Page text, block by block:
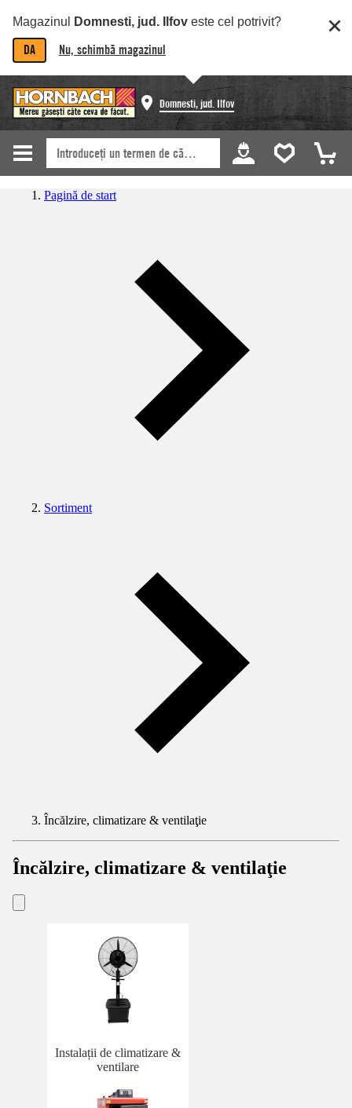
Magazinul Domnesti, jud. Ilfov este cel potrivit?
DA Nu, schimbă magazinul
Domnesti, jud. Ilfov
Pagină de start
Sortiment
Încălzire, climatizare & ventilaţie
Încălzire, climatizare & ventilaţie
Instalații de climatizare &
ventilare